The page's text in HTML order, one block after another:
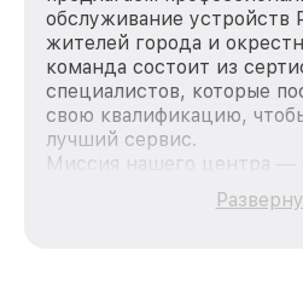
обслуживание устройств
жителей города и
команда состоит из
специалистов, которые
свою квалификацию,
лучший сервис.
Миссия нашего центра —
качественный и
каждого пользователя